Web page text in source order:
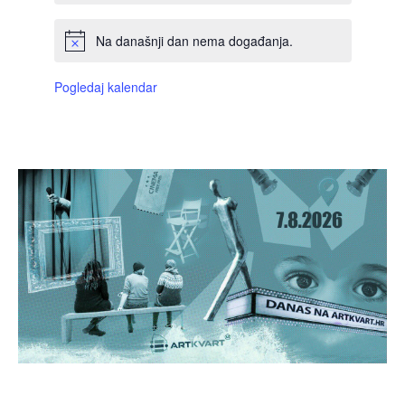
Na današnji dan nema događanja.
Pogledaj kalendar